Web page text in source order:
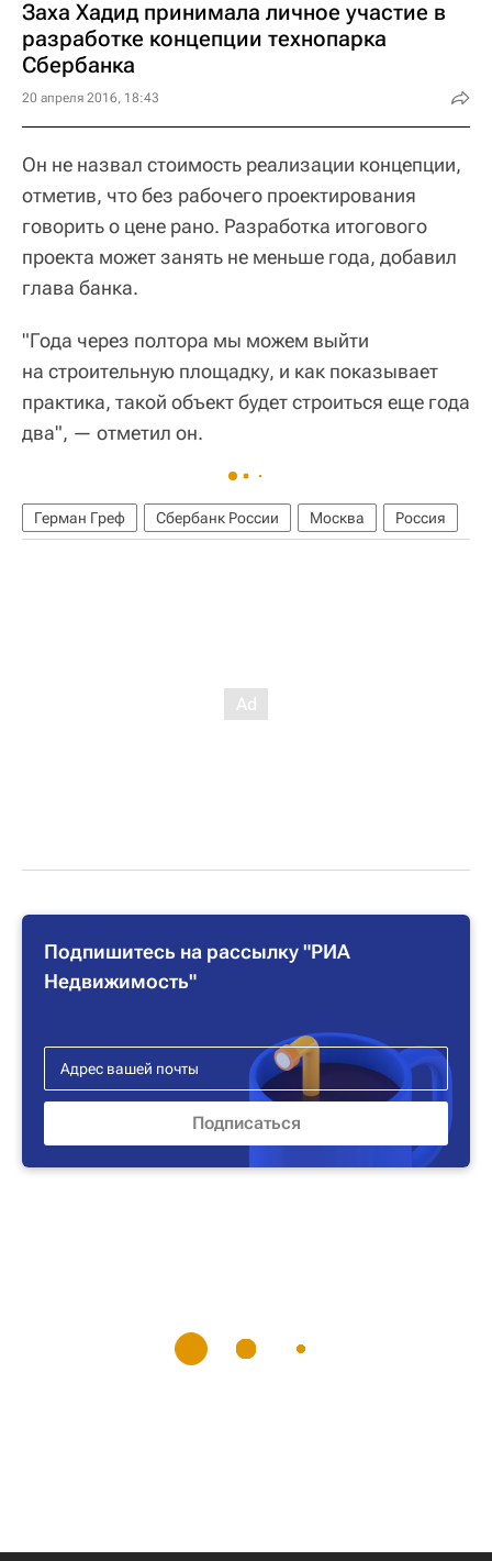
Заха Хадид принимала личное участие в
разработке концепции технопарка
Сбербанка
20 апреля 2016, 18:43
Он не назвал стоимость реализации концепции,
отметив, что без рабочего проектирования
говорить о цене рано. Разработка итогового
проекта может занять не меньше года, добавил
глава банка.
"Года через полтора мы можем выйти
на строительную площадку, и как показывает
практика, такой объект будет строиться еще года
два", — отметил он.
Герман Греф Сбербанк России Москва Россия
Подпишитесь на рассылку "РИА
Недвижимость"